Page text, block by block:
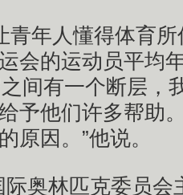
青年人懂得体育
会的运动员平均
间有一个断层，
予他们许多帮助
原因。”他说。
际奥林匹克委员会